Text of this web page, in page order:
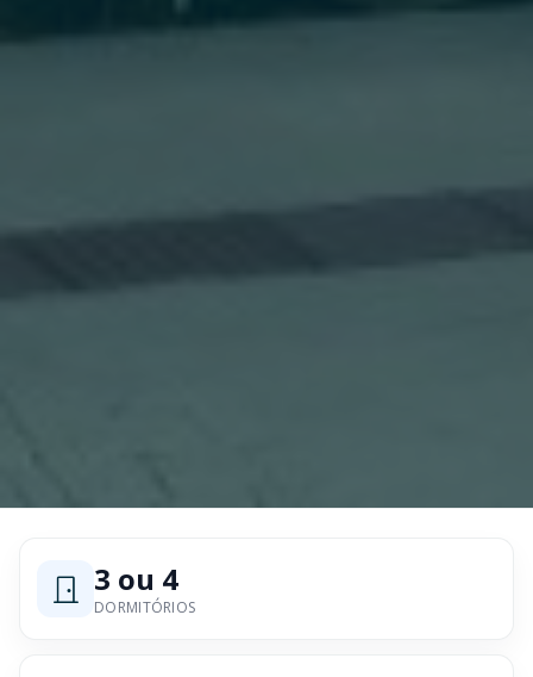
3 ou 4
DORMITÓRIOS